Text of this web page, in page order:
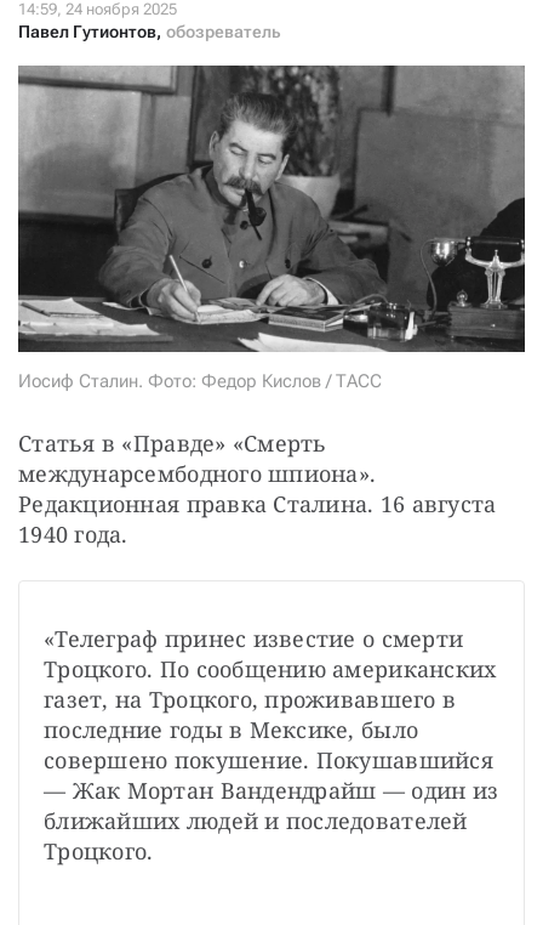
Павел Гутионтов, обозреватель
Иосиф Сталин. Фото: Федор Кислов / ТАСС
Статья в «Правде» «Смерть
междунарсембодного шпиона».
Редакционная правка Сталина. 16 августа
1940 года.
«Телеграф принес известие о смерти
Троцкого. По сообщению американских
газет, на Троцкого, проживавшего в
последние годы в Мексике, было
совершено покушение. Покушавшийся
— Жак Мортан Вандендрайш — один из
ближайших людей и последователей
Троцкого.
Нажимая кнопку «Стать соучастником»,
СТАТЬ СОУЧАСТНИКОМ
ПОДЕЛИТЬСЯ С ДРУЗЬЯМИ
Если у вас есть вопросы, пишите donate@novayagazeta.ru
+7 (929) 612-03-68